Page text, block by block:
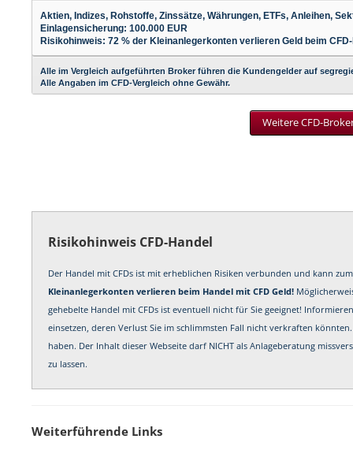
Alle im Vergleich aufgeführten Broker führen die Kundengelder auf
Alle Angaben im CFD-Vergleich ohne Gewähr.
Aktien, Indizes, Rohstoffe, Zinssätze, Währungen, ETFs, Anleihen,
Einlagensicherung: 100.000 EUR
Risikohinweis: 72 % der Kleinanlegerkonten verlieren Geld beim
Weitere CFD-
Risikohinweis CFD-Handel
Der Handel mit CFDs ist mit erheblichen Risiken verbunden und kann
Kleinanlegerkonten verlieren beim Handel mit CFD Geld!
gehebelte Handel mit CFDs ist eventuell nicht für Sie geeignet!
einsetzen, deren Verlust Sie im schlimmsten Fall nicht verkraften
haben. Der Inhalt dieser Webseite darf NICHT als Anlageberatung
zu lassen.
Weiterführende Links